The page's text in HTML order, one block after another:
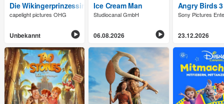
Die Wikingerprinzessin: Volle Fahrt voraus!
capelight pictures OHG
Unbekannt
Ice Cream Man
Studiocanal GmbH
06.08.2026
Angry Birds
Sony Pictures
23.12.2026